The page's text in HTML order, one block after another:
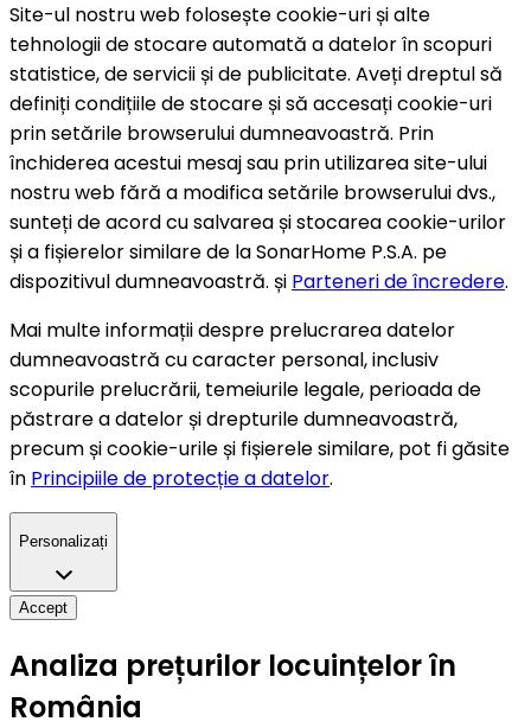
Site-ul nostru web folosește cookie-uri și alte
tehnologii de stocare automată a datelor în scopuri
statistice, de servicii și de publicitate. Aveți dreptul să
definiți condițiile de stocare și să accesați cookie-uri
prin setările browserului dumneavoastră. Prin
închiderea acestui mesaj sau prin utilizarea site-ului
nostru web fără a modifica setările browserului dvs.,
sunteți de acord cu salvarea și stocarea cookie-urilor
și a fișierelor similare de la SonarHome P.S.A. pe
dispozitivul dumneavoastră. și Parteneri de încredere.
Mai multe informații despre prelucrarea datelor
dumneavoastră cu caracter personal, inclusiv
scopurile prelucrării, temeiurile legale, perioada de
păstrare a datelor și drepturile dumneavoastră,
precum și cookie-urile și fișierele similare, pot fi găsite
în Principiile de protecție a datelor.
Personalizați
Accept
Analiza prețurilor locuințelor în
România